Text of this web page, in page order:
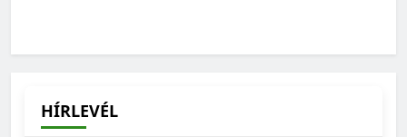
HÍRLEVÉL